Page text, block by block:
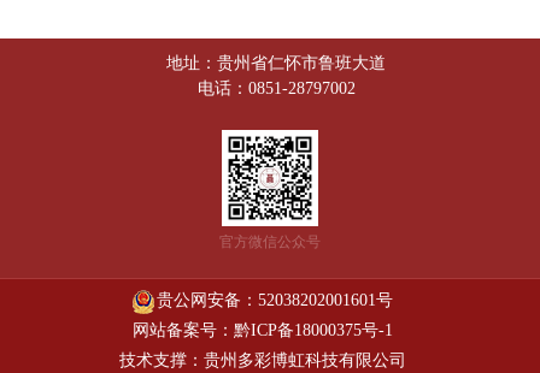
地址：贵州省仁怀市鲁班大道
电话：0851-28797002
官方微信公众号
贵公网安备：52038202001601号
网站备案号：黔ICP备18000375号-1
技术支撑：贵州多彩博虹科技有限公司